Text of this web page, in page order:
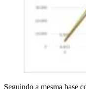
Seguindo a mesma base